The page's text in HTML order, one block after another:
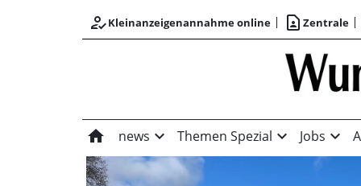
how_to_regKleinanzeigenannahme online contact_page Zentrale
home news expand_more Themen Spezial expand_more Jobs expand_more